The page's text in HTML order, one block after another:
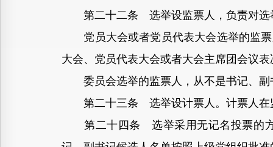
第二十二条 选举设监票人，负责对选
党员大会或者党员代表大会选举的监票
大会、党员代表大会或者大会主席团会议表
委员会选举的监票人，从不是书记、副
第二十三条 选举设计票人。计票人在
第二十四条 选举采用无记名投票的方